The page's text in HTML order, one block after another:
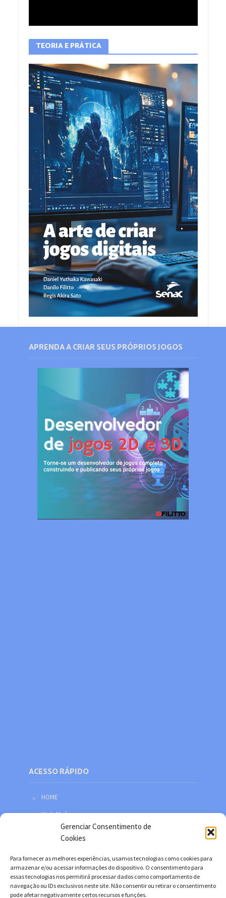
Gerenciar Consentimento de
Cookies
Para fornecer as melhores experiências, usamos tecnologias como cookies para
armazenar e/ou acessar informações do dispositivo. O consentimento para
essas tecnologias nos permitirá processar dados como comportamento de
navegação ou IDs exclusivos neste site. Não consentir ou retirar o consentimento
pode afetar negativamente certos recursos e funções.
TEORIA E PRÁTICA
APRENDA A CRIAR SEUS PRÓPRIOS JOGOS
ACESSO RÁPIDO
HOME
Web Mail
Política de privacidade
Facebook
Twitter